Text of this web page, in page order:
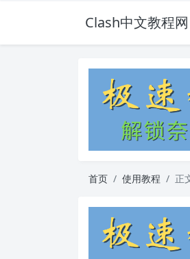
Clash中文教程网
首页 使用教程 正